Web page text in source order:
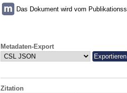
Das Dokument wird vom
Metadaten-Export
Zitation